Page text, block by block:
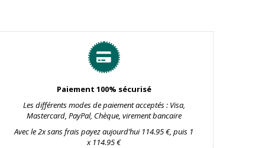
Paiement 100% sécurisé
Les différents modes de paiement acceptés : Visa,
Mastercard, PayPal, Chèque, virement bancaire
Avec le 2x sans frais payez aujourd’hui 114.95 €, puis 1
x 114.95 €